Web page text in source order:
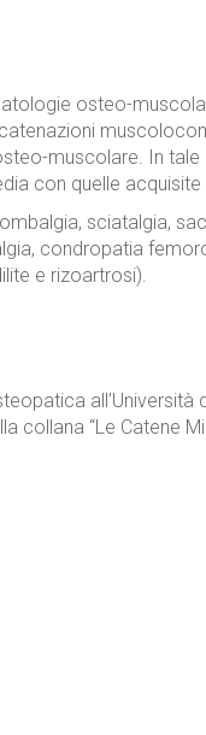
osteo-
muscolare. In
con quelle
sciatalgia,
condropatia
e rizoartrosi).
all’Università
collana “Le Catene